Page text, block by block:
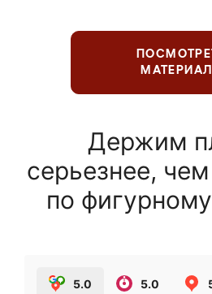
Держим
серьезнее,
по
5.0 5.0